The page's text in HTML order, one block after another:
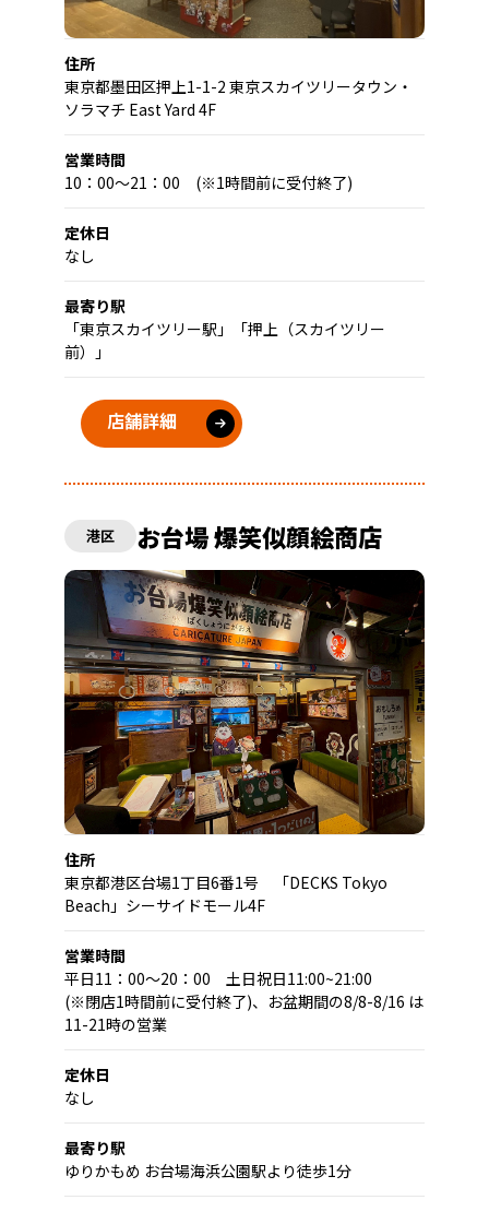
住所
東京都墨田区押上1-1-2 東京スカイツリータウン・
ソラマチ East Yard 4F
営業時間
10：00～21：00 (※1時間前に受付終了)
定休日
なし
最寄り駅
「東京スカイツリー駅」「押上（スカイツリー
前）」
店舗詳細
港区 お台場 爆笑似顔絵商店
住所
東京都港区台場1丁目6番1号 「DECKS Tokyo
Beach」シーサイドモール4F
営業時間
平日11：00～20：00 土日祝日11:00~21:00
(※閉店1時間前に受付終了)、お盆期間の8/8-8/16 は
11-21時の営業
定休日
なし
最寄り駅
ゆりかもめ お台場海浜公園駅より徒歩1分